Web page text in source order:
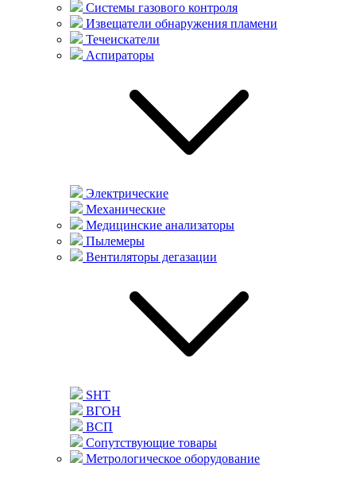
Системы газового контроля
Извещатели обнаружения пламени
Течеискатели
Аспираторы
Электрические
Механические
Медицинские анализаторы
Пылемеры
Вентиляторы дегазации
SHT
ВГОН
ВСП
Сопутствующие товары
Метрологическое оборудование